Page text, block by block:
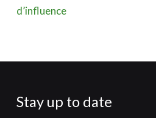
d’influence
Stay up to date